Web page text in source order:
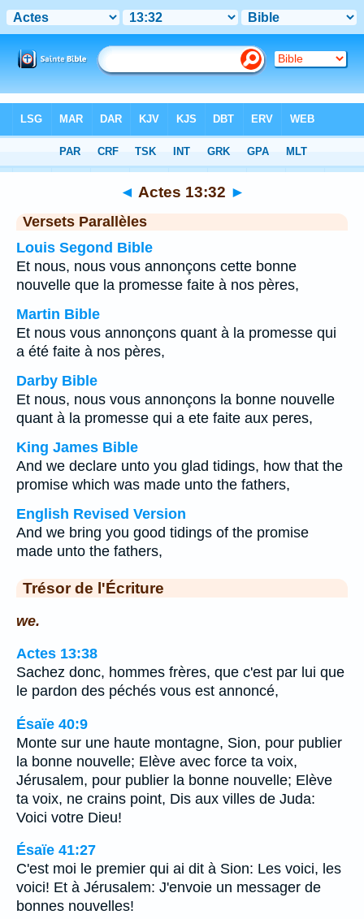
Chapitre 13> Verset 32
◄ Actes 13:32 ►
Versets Parallèles
Louis Segond Bible
Et nous, nous vous annonçons cette bonne
nouvelle que la promesse faite à nos pères,
Martin Bible
Et nous vous annonçons quant à la promesse qui
a été faite à nos pères,
Darby Bible
Et nous, nous vous annonçons la bonne nouvelle
quant à la promesse qui a ete faite aux peres,
King James Bible
And we declare unto you glad tidings, how that the
promise which was made unto the fathers,
English Revised Version
And we bring you good tidings of the promise
made unto the fathers,
Trésor de l'Écriture
we.
Actes 13:38
Sachez donc, hommes frères, que c'est par lui que
le pardon des péchés vous est annoncé,
Ésaïe 40:9
Monte sur une haute montagne, Sion, pour publier
la bonne nouvelle; Elève avec force ta voix,
Jérusalem, pour publier la bonne nouvelle; Elève
ta voix, ne crains point, Dis aux villes de Juda:
Voici votre Dieu!
Ésaïe 41:27
C'est moi le premier qui ai dit à Sion: Les voici, les
voici! Et à Jérusalem: J'envoie un messager de
bonnes nouvelles!